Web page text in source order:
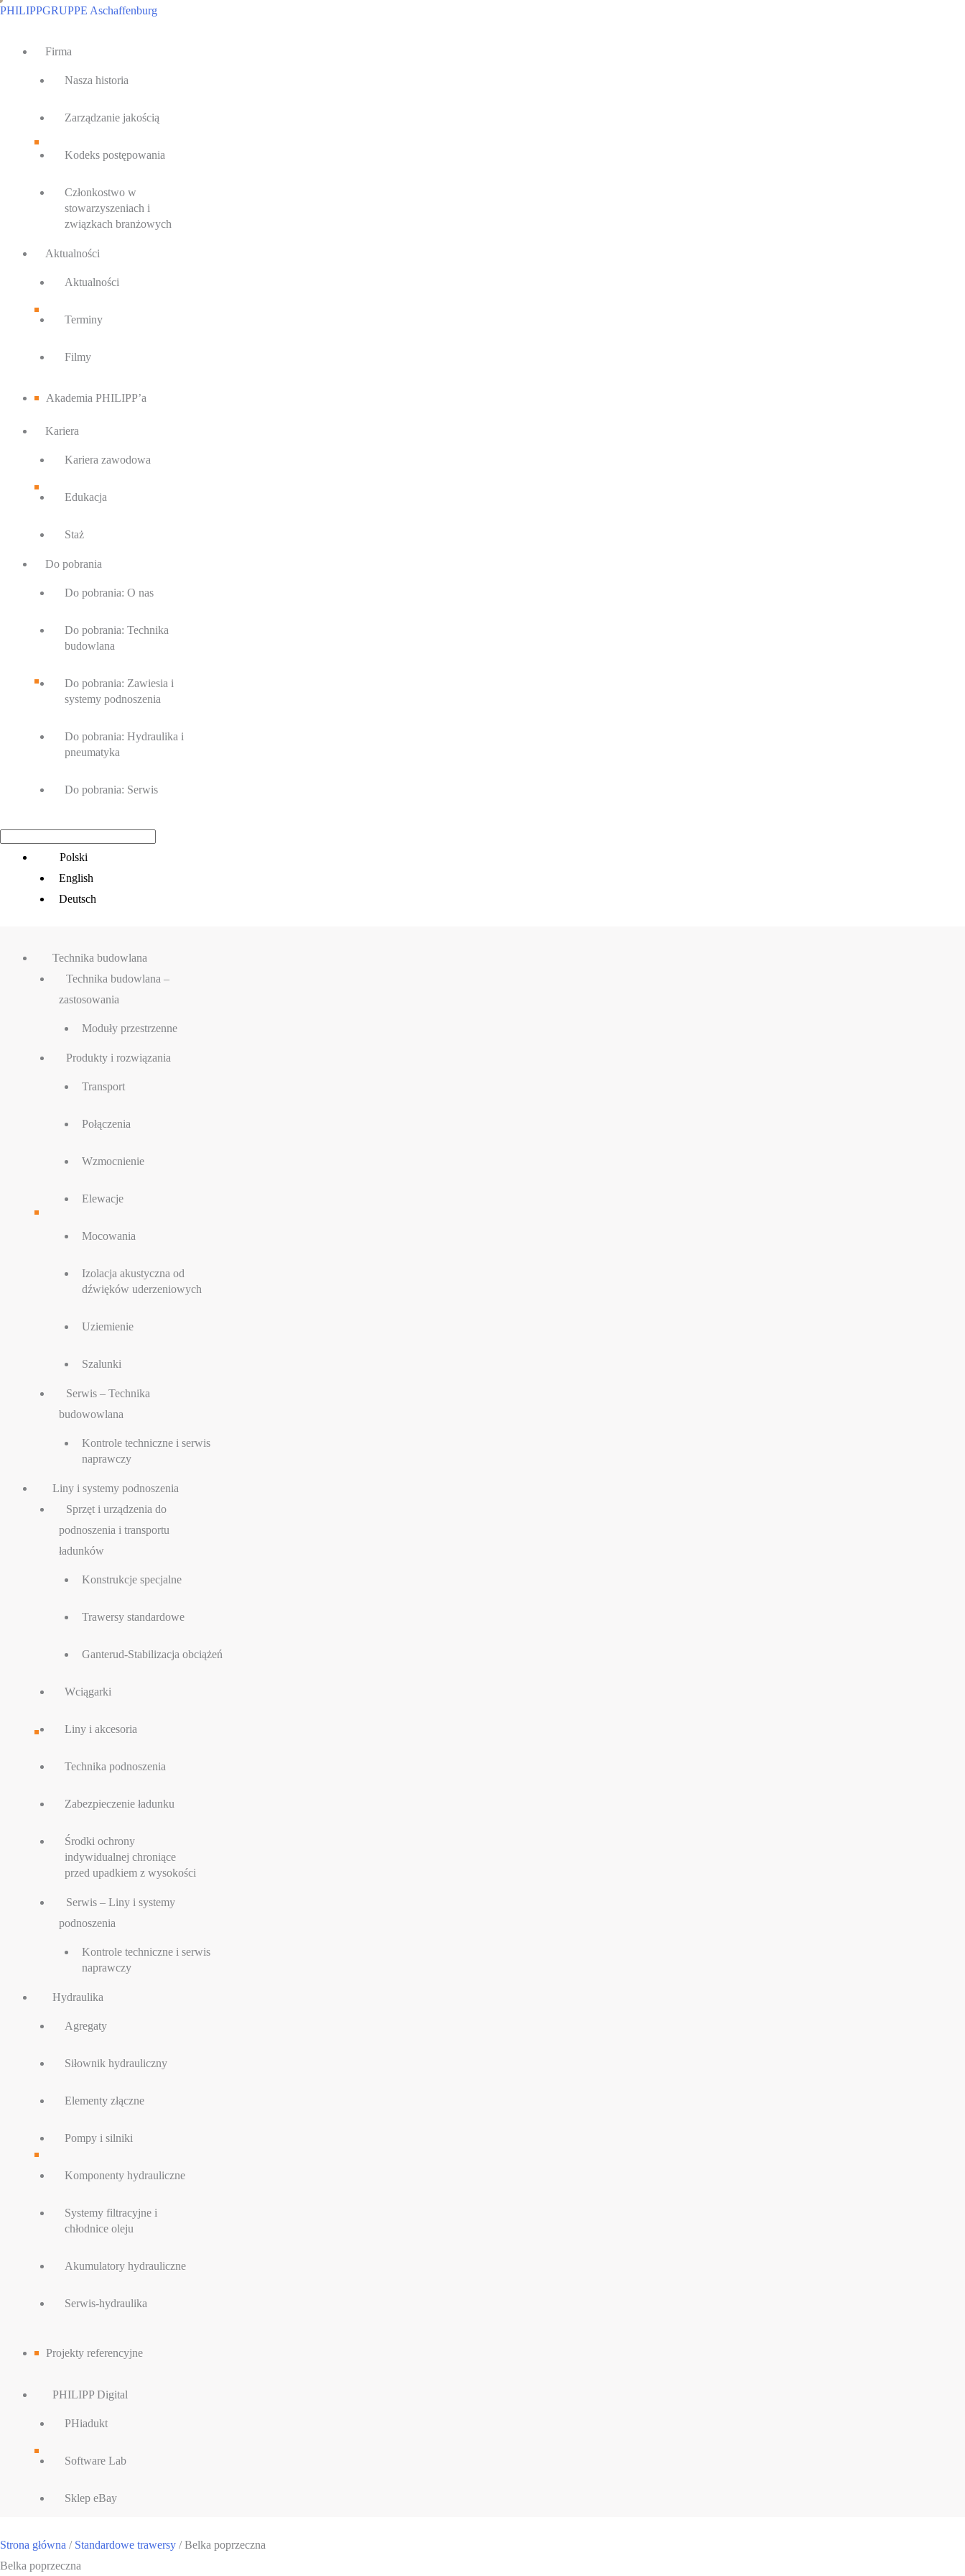
Przejdź
PHILIPPGRUPPE Aschaffenburg
Firma
Nasza historia
Zarządzanie jakością
Kodeks postępowania
Członkostwo w
stowarzyszeniach i
związkach branżowych
Aktualności
Aktualności
Terminy
Filmy
Akademia PHILIPP’a
Kariera
Kariera zawodowa
Edukacja
Staż
Do pobrania
Do pobrania: O nas
Do pobrania: Technika
budowlana
Do pobrania: Zawiesia i
systemy podnoszenia
Do pobrania: Hydraulika i
pneumatyka
Do pobrania: Serwis
Polski
English
Deutsch
Technika budowlana
Technika budowlana –
zastosowania
Moduły przestrzenne
Produkty i rozwiązania
Transport
Połączenia
Wzmocnienie
Elewacje
Mocowania
Izolacja akustyczna od
dźwięków uderzeniowych
Uziemienie
Szalunki
Serwis – Technika
budowowlana
Kontrole techniczne i serwis
naprawczy
Liny i systemy podnoszenia
Sprzęt i urządzenia do
podnoszenia i transportu
ładunków
Konstrukcje specjalne
Trawersy standardowe
Ganterud-Stabilizacja obciążeń
Wciągarki
Liny i akcesoria
Technika podnoszenia
Zabezpieczenie ładunku
Środki ochrony
indywidualnej chroniące
przed upadkiem z wysokości
Serwis – Liny i systemy
podnoszenia
Kontrole techniczne i serwis
naprawczy
Hydraulika
Agregaty
Siłownik hydrauliczny
Elementy złączne
Pompy i silniki
Komponenty hydrauliczne
Systemy filtracyjne i
chłodnice oleju
Akumulatory hydrauliczne
Serwis-hydraulika
Projekty referencyjne
PHILIPP Digital
PHiadukt
Software Lab
Sklep eBay
Strona główna / Standardowe trawersy / Belka poprzeczna
Belka poprzeczna